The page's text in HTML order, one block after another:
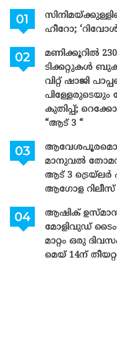
ഹീറോ;
മണിക്കൂറിൽ
ടിക്കറ്റുകൾ
വിറ്റ് ഷാജി
പിള്ളേരുടെയും
കുതിപ്പ്;
“ആട് 3 “
മാനുവൽ
ആട് 3 ട്രെയ്‌ലർ
ആഗോള റിലീസ്
ആഷിക്
മോളിവുഡ്
മാറ്റം ഒരു
മെയ് 14ന്